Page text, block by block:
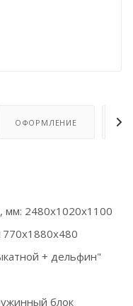
ОФОРМЛЕНИЕ
2480х1020х1100
+ дельфин"
блок